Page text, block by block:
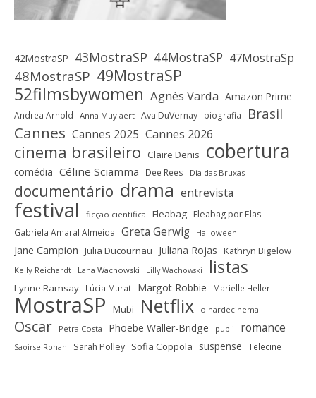
42MostraSP 43MostraSP 44MostraSP 47MostraSp
48MostraSP 49MostraSP
52filmsbywomen Agnès Varda Amazon Prime
Andrea Arnold Anna Muylaert Ava DuVernay biografia Brasil
Cannes Cannes 2025 Cannes 2026
cinema brasileiro Claire Denis cobertura
comédia Céline Sciamma Dee Rees Dia das Bruxas
documentário drama entrevista
festival ficção científica Fleabag Fleabag por Elas
Gabriela Amaral Almeida Greta Gerwig Halloween
Jane Campion Julia Ducournau Juliana Rojas Kathryn Bigelow
Kelly Reichardt Lana Wachowski Lilly Wachowski listas
Lynne Ramsay Lúcia Murat Margot Robbie Marielle Heller
MostraSP Mubi Netflix olhardecinema
Oscar Petra Costa Phoebe Waller-Bridge publi romance
Saoirse Ronan Sarah Polley Sofia Coppola suspense Telecine